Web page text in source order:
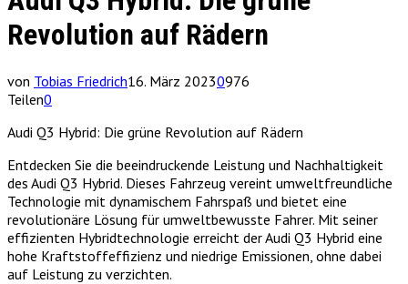
Revolution auf Rädern
von Tobias Friedrich16. März 20230976
Teilen0
Audi Q3 Hybrid: Die grüne Revolution auf Rädern
Entdecken Sie die beeindruckende Leistung und Nachhaltigkeit
des Audi Q3 Hybrid. Dieses Fahrzeug vereint umweltfreundliche
Technologie mit dynamischem Fahrspaß und bietet eine
revolutionäre Lösung für umweltbewusste Fahrer. Mit seiner
effizienten Hybridtechnologie erreicht der Audi Q3 Hybrid eine
hohe Kraftstoffeffizienz und niedrige Emissionen, ohne dabei
auf Leistung zu verzichten.